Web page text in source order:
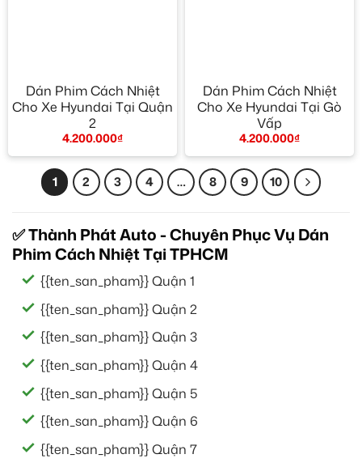
Dán Phim Cách Nhiệt
Cho Xe Hyundai Tại Quận
2
4.200.000₫
Dán Phim Cách Nhiệt
Cho Xe Hyundai Tại Gò
Vấp
4.200.000₫
1 2 3 4 … 8 9 10
✅ Thành Phát Auto - Chuyên Phục Vụ Dán
Phim Cách Nhiệt Tại TPHCM
{{ten_san_pham}} Quận 1
{{ten_san_pham}} Quận 2
{{ten_san_pham}} Quận 3
{{ten_san_pham}} Quận 4
{{ten_san_pham}} Quận 5
{{ten_san_pham}} Quận 6
{{ten_san_pham}} Quận 7